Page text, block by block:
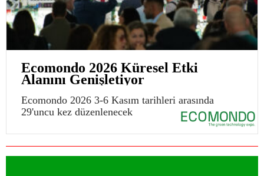
Ecomondo 2026 Küresel Etki
Alanını Genişletiyor
Ecomondo 2026 3-6 Kasım tarihleri arasında
29'uncu kez düzenlenecek